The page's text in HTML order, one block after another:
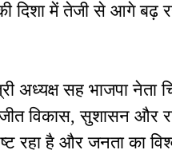
दिशा में तेजी से आगे बढ़
अध्यक्ष सह भाजपा नेता
विकास, सुशासन और
रहा है और जनता का